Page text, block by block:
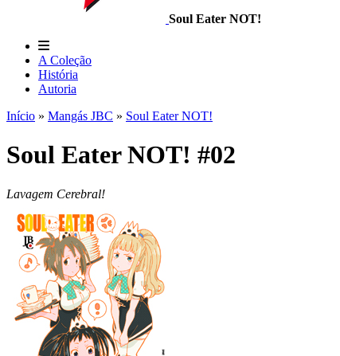
Soul Eater NOT!
A Coleção
História
Autoria
Início » Mangás JBC » Soul Eater NOT!
Soul Eater NOT! #02
Lavagem Cerebral!